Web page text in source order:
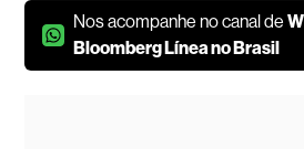
Nos acompanhe no canal de
Bloomberg Línea no Brasil